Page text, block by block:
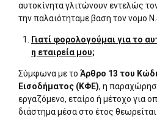
αυτοκίνητα γλιτώνουν εντελώς
την παλαιότηταμε βαση τον νομο
Γιατί φορολογούμαι για το
η εταιρεία μου;
Σύμφωνα με το Άρθρο 13 του
Εισοδήματος (ΚΦΕ), η
εργαζόμενο, εταίρο ή μέτοχο για
διάστημα μέσα στο έτος θεωρείται